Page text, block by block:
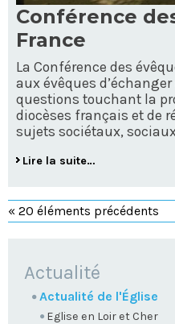
Conférence
France
La Conférence des
aux évêques
questions touchant la
diocèses français et de
sujets sociétaux,
Lire la suite…
« 20 éléments précédents
NAVIGATION
Actualité
Actualité de l'Église
Eglise en Loir et Cher